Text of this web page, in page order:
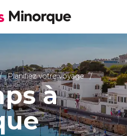
Planifiez votre voyage
à